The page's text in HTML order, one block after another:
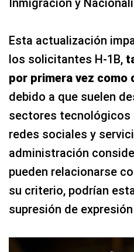
Inmigración y
Esta actualización
los solicitantes H-1B,
por primera vez como
debido a que suelen
sectores tecnológicos
redes sociales y
administración
pueden relacionarse
su criterio, podrían
supresión de